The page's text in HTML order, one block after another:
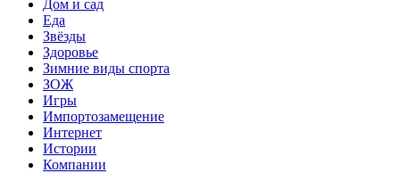
Дом и сад
Еда
Звёзды
Здоровье
Зимние виды спорта
ЗОЖ
Игры
Импортозамещение
Интернет
Истории
Компании